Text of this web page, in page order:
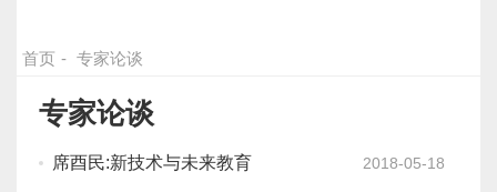
首页 - 专家论谈
专家论谈
席酉民:新技术与未来教育 2018-05-18